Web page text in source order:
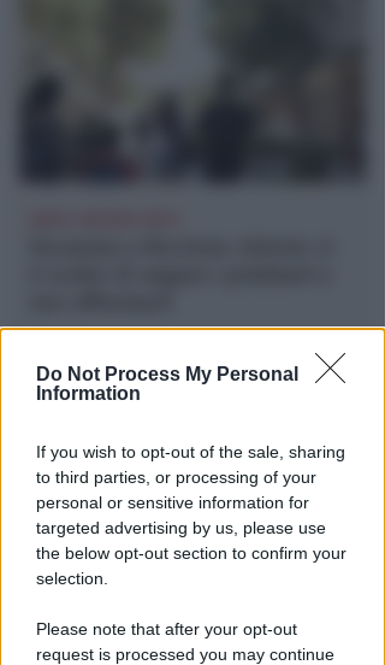
Do Not Process My Personal
Information
If you wish to opt-out of the sale, sharing
to third parties, or processing of your
personal or sensitive information for
targeted advertising by us, please use
the below opt-out section to confirm your
selection.
Please note that after your opt-out
request is processed you may continue
CALDO E CIELO SERENO
Meteo: per la settimana di